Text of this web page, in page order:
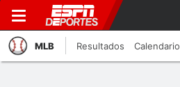
MLB Resultados Calendario